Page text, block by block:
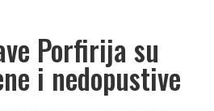
Porfirija su
i nedopustive